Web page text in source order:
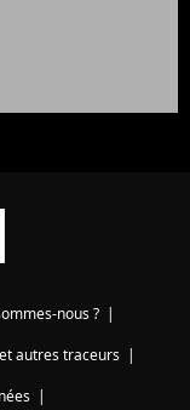
nous ? |
autres traceurs|
|